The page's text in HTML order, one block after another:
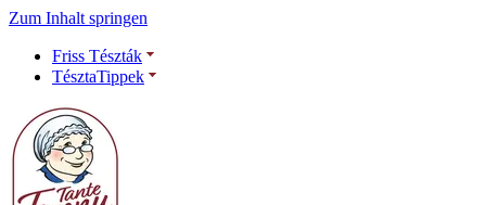
Zum Inhalt springen
Friss Tészták
TésztaTippek